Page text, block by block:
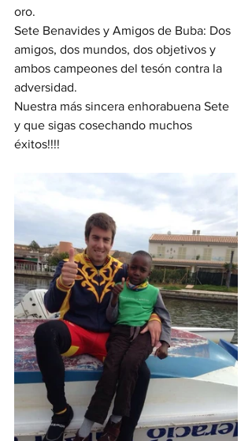
oro.
Sete Benavides y Amigos de Buba: Dos
amigos, dos mundos, dos objetivos y
ambos campeones del tesón contra la
adversidad.
Nuestra más sincera enhorabuena Sete
y que sigas cosechando muchos
éxitos!!!!